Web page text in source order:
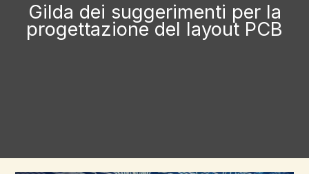
Gilda dei suggerimenti per la
progettazione del layout PCB